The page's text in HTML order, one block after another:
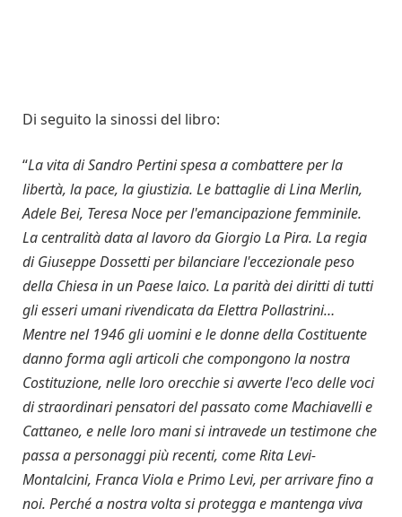
Di seguito la sinossi del libro:
“La vita di Sandro Pertini spesa a combattere per la
libertà, la pace, la giustizia. Le battaglie di Lina Merlin,
Adele Bei, Teresa Noce per l'emancipazione femminile.
La centralità data al lavoro da Giorgio La Pira. La regia
di Giuseppe Dossetti per bilanciare l'eccezionale peso
della Chiesa in un Paese laico. La parità dei diritti di tutti
gli esseri umani rivendicata da Elettra Pollastrini…
Mentre nel 1946 gli uomini e le donne della Costituente
danno forma agli articoli che compongono la nostra
Costituzione, nelle loro orecchie si avverte l'eco delle voci
di straordinari pensatori del passato come Machiavelli e
Cattaneo, e nelle loro mani si intravede un testimone che
passa a personaggi più recenti, come Rita Levi-
Montalcini, Franca Viola e Primo Levi, per arrivare fino a
noi. Perché a nostra volta si protegga e mantenga viva